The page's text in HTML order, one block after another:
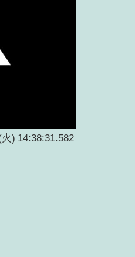
火) 14:38:31.582